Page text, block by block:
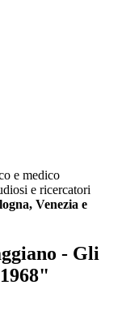
e medico
e ricercatori
Venezia e
- Gli